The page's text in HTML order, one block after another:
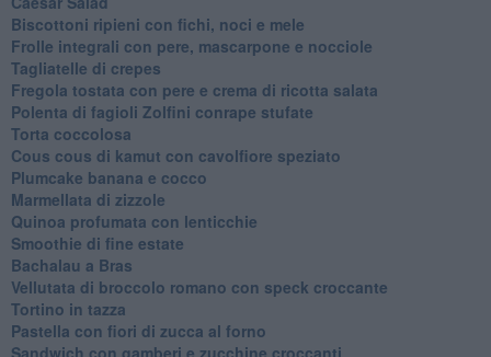
Biscottoni ripieni con fichi, noci e mele
Frolle integrali con pere, mascarpone e nocciole
Tagliatelle di crepes
Fregola tostata con pere e crema di ricotta salata
Polenta di fagioli Zolfini conrape stufate
Torta coccolosa
Cous cous di kamut con cavolfiore speziato
Plumcake banana e cocco
Marmellata di zizzole
Quinoa profumata con lenticchie
Smoothie di fine estate
Bachalau a Bras
Vellutata di broccolo romano con speck croccante
Tortino in tazza
Pastella con fiori di zucca al forno
Sandwich con gamberi e zucchine croccanti